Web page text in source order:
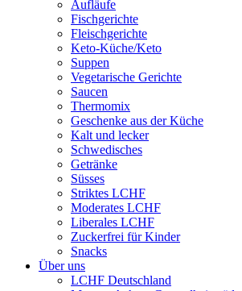
Aufläufe
Fischgerichte
Fleischgerichte
Keto-Küche/Keto
Suppen
Vegetarische Gerichte
Saucen
Thermomix
Geschenke aus der Küche
Kalt und lecker
Schwedisches
Getränke
Süsses
Striktes LCHF
Moderates LCHF
Liberales LCHF
Zuckerfrei für Kinder
Snacks
Über uns
LCHF Deutschland